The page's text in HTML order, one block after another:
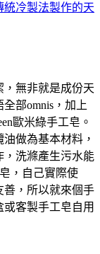
統冷製法製作的天
無非就是成份天
部omnis，加上
歐米綠手工皂。
做為基本材料，
洗滌產生污水能
，自己實際使
善，所以就來個手
客製手工皂自用